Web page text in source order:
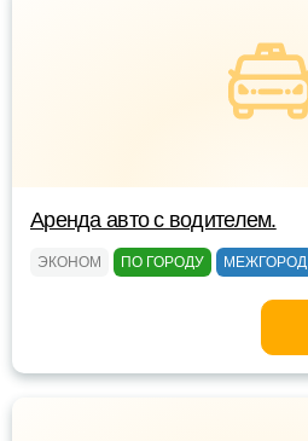
Аренда авто с водителем.
ЭКОНОМ ПО ГОРОДУ МЕЖГОРОД